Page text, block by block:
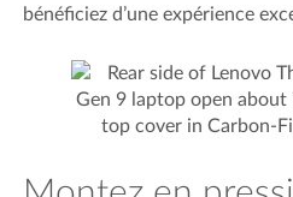
bénéficiez d’une expérience